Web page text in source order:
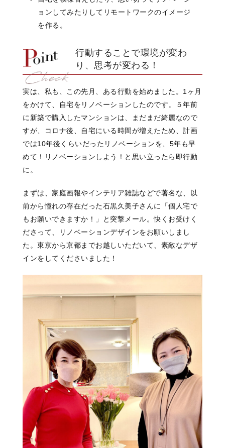
ョンしてみたりしてリモートワークのイメージ
を作る。
行動することで環境が変わ
り、思考が変わる！
実は、私も、この先月、ある行動を始めました。1ヶ月
をかけて、自宅をリノベーションしたのです。５年前
に新築で購入したマンションは、まだまだ綺麗なので
すが、コロナ後、自宅にいる時間が増えたため、計画
では10年後くらいだったリノベーションを、5年も早
めて！リノベーションしよう！と思い立ったら即行動
に。
まずは、家庭画報やインテリア雑誌などで著名な、以
前から憧れの存在だった石黒久美子さんに「個人宅で
もお願いできますか！」と突撃メール。快くお受けく
ださって、リノベーションデザインをお願いしまし
た。東京から京都までお越しいただいて、素敵なデザ
インをしてくださいました！